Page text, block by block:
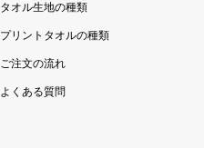
タオル生地の種類
プリントタオルの種類
ご注文の流れ
よくある質問